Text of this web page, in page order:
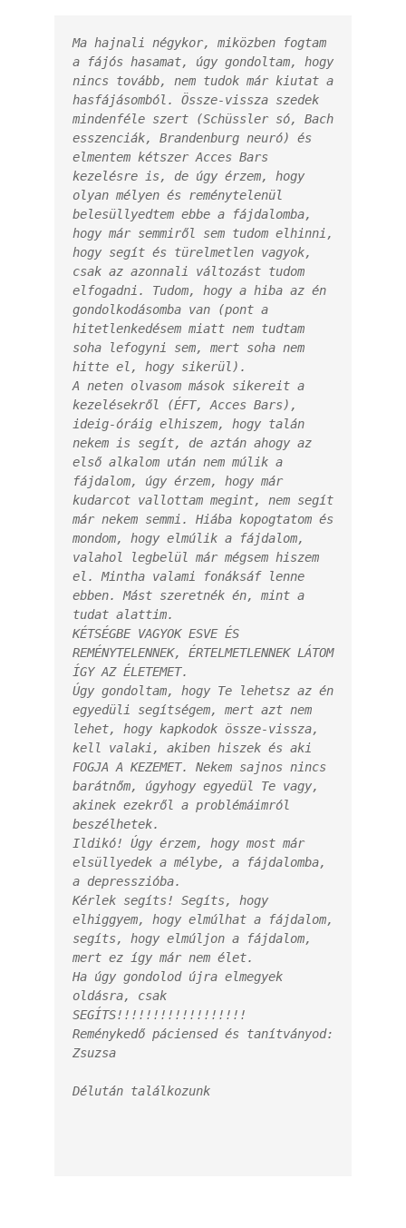
Ma hajnali négykor, miközben fogtam
a fájós hasamat, úgy gondoltam, hogy
nincs tovább, nem tudok már kiutat a
hasfájásomból. Össze-vissza szedek
mindenféle szert (Schüssler só, Bach
esszenciák, Brandenburg neuró) és
elmentem kétszer Acces Bars
kezelésre is, de úgy érzem, hogy
olyan mélyen és reménytelenül
belesüllyedtem ebbe a fájdalomba,
hogy már semmiről sem tudom elhinni,
hogy segít és türelmetlen vagyok,
csak az azonnali változást tudom
elfogadni. Tudom, hogy a hiba az én
gondolkodásomba van (pont a
hitetlenkedésem miatt nem tudtam
soha lefogyni sem, mert soha nem
hitte el, hogy sikerül).
A neten olvasom mások sikereit a
kezelésekről (ÉFT, Acces Bars),
ideig-óráig elhiszem, hogy talán
nekem is segít, de aztán ahogy az
első alkalom után nem múlik a
fájdalom, úgy érzem, hogy már
kudarcot vallottam megint, nem segít
már nekem semmi. Hiába kopogtatom és
mondom, hogy elmúlik a fájdalom,
valahol legbelül már mégsem hiszem
el. Mintha valami fonáksáf lenne
ebben. Mást szeretnék én, mint a
tudat alattim.
KÉTSÉGBE VAGYOK ESVE ÉS
REMÉNYTELENNEK, ÉRTELMETLENNEK LÁTOM
ÍGY AZ ÉLETEMET.
Úgy gondoltam, hogy Te lehetsz az én
egyedüli segítségem, mert azt nem
lehet, hogy kapkodok össze-vissza,
kell valaki, akiben hiszek és aki
FOGJA A KEZEMET. Nekem sajnos nincs
barátnőm, úgyhogy egyedül Te vagy,
akinek ezekről a problémáimról
beszélhetek.
Ildikó! Úgy érzem, hogy most már
elsüllyedek a mélybe, a fájdalomba,
a depresszióba.
Kérlek segíts! Segíts, hogy
elhiggyem, hogy elmúlhat a fájdalom,
segíts, hogy elmúljon a fájdalom,
mert ez így már nem élet.
Ha úgy gondolod újra elmegyek
oldásra, csak
SEGÍTS!!!!!!!!!!!!!!!!!!
Reménykedő páciensed és tanítványod:
Zsuzsa
Délután találkozunk